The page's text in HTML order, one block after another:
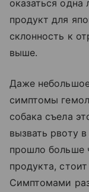
оказаться одна
продукт для
склонность к
выше.
Даже
симптомы
собака съела
вызвать рвоту
прошло больше
продукта,
Симптомами